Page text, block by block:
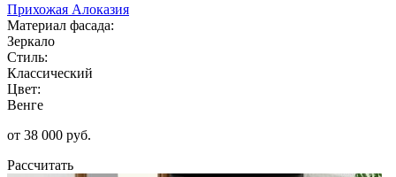
Прихожая Алоказия
Материал фасада:
Зеркало
Стиль:
Классический
Цвет:
Венге
от 38 000 руб.
Рассчитать